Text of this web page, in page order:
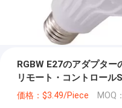
RGBW E27のアダプタ
リモート・コントロール
価格：$3.49/Piece MOQ